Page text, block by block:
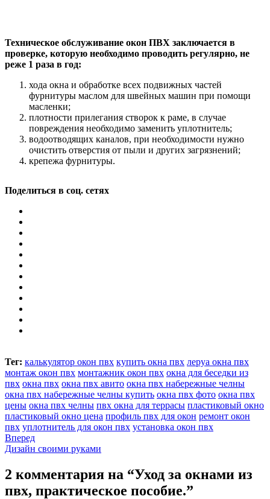
Техническое обслуживание окон ПВХ заключается в
проверке, которую необходимо проводить регулярно, не
реже 1 раза в год:
хода окна и обработке всех подвижных частей
фурнитуры маслом для швейных машин при помощи
масленки;
плотности прилегания створок к раме, в случае
повреждения необходимо заменить уплотнитель;
водоотводящих каналов, при необходимости нужно
очистить отверстия от пыли и других загрязнений;
крепежа фурнитуры.
Поделиться в соц. сетях
Тег: калькулятор окон пвх купить окна пвх леруа окна пвх
монтаж окон пвх монтажник окон пвх окна для беседки из
пвх окна пвх окна пвх авито окна пвх набережные челны
окна пвх набережные челны купить окна пвх фото окна пвх
цены окна пвх челны пвх окна для террасы пластиковый окно
пластиковый окно цена профиль пвх для окон ремонт окон
пвх уплотнитель для окон пвх установка окон пвх
Навигация
по
записям
Вперед
Следующая
Дизайн своими руками
2 комментария на “Уход за окнами из
пвх, практическое пособие.”